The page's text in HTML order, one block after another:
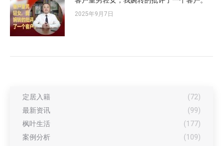
2025年9月7日
定居入籍
(72)
最新资讯
(99)
枫叶生活
(177)
案例分析
(109)